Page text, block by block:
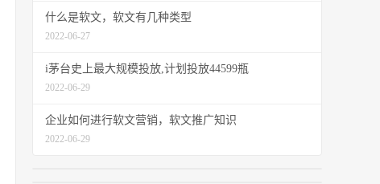
什么是软文，软文有几种类型
2022-06-27
i茅台史上最大规模投放,计划投放44599瓶
2022-06-29
企业如何进行软文营销，软文推广知识
2022-06-29